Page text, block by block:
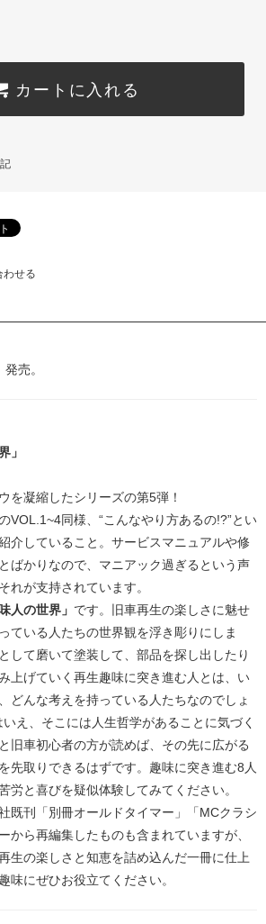
カートに入れる
わせる
売。
」
を凝縮したシリーズの第5弾！
VOL.1~4同様、“こんなやり方あるの!?”とい
介していること。サービスマニュアルや修
ばかりなので、マニアック過ぎるという声
が支持されています。
人の世界」 です。旧車再生の楽しさに魅せ
ている人たちの世界観を浮き彫りにしま
して磨いて塗装して、部品を探し出したり
上げていく再生趣味に突き進む人とは、い
どんな考えを持っている人たちなのでしょ
え、そこには人生哲学があることに気づく
旧車初心者の方が読めば、その先に広がる
先取りできるはずです。趣味に突き進む8人
労と喜びを疑似体験してみてください。
既刊「別冊オールドタイマー」「MCクラシ
から再編集したものも含まれていますが、
生の楽しさと知恵を詰め込んだ一冊に仕上
味にぜひお役立てください。